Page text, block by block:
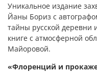
Уникальное издание
Йаны Бориз с
тайны русской деревни
книге с атмосферной
Майоровой.
«Флоренций и